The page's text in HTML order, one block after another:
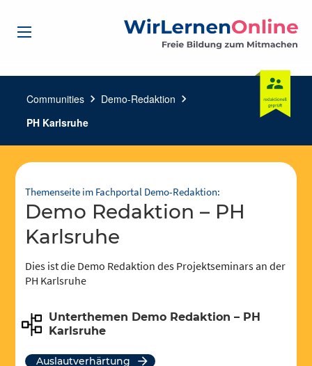
Communities chevron_right Demo-Redaktion chevron_right
PH Karlsruhe
Themenseite im Fachportal Demo-Redaktion:
Demo Redaktion – PH
Karlsruhe
Dies ist die Demo Redaktion des Projektseminars an der
PH Karlsruhe
Unterthemen Demo Redaktion – PH
Karlsruhe
Auslautverhärtung